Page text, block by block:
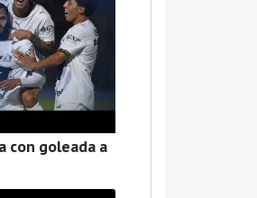
con goleada a